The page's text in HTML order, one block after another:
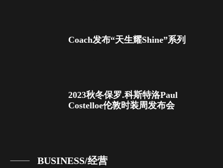
Coach发布“天生耀Shine”系列
2023秋冬保罗.科斯特洛Paul
Costelloe伦敦时装周发布会
BUSINESS/经营